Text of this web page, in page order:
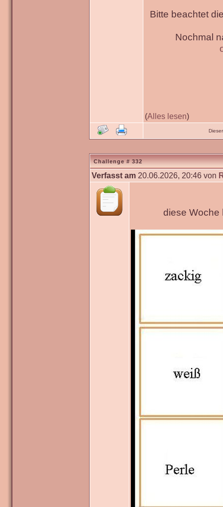
Bitte beachtet
Nochmal
(Alles lesen)
Challenge # 332
Verfasst am 20.06.2026, 20:46 von
diese Woche